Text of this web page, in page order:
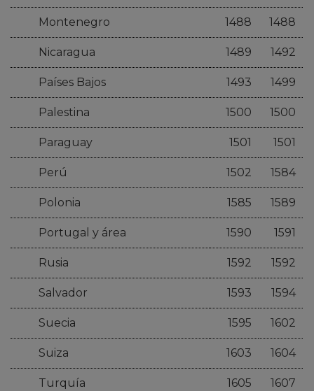
Montenegro 1488 1488
Nicaragua 1489 1492
Países Bajos 1493 1499
Palestina 1500 1500
Paraguay 1501 1501
Perú 1502 1584
Polonia 1585 1589
Portugal y área 1590 1591
Rusia 1592 1592
Salvador 1593 1594
Suecia 1595 1602
Suiza 1603 1604
Turquía 1605 1607